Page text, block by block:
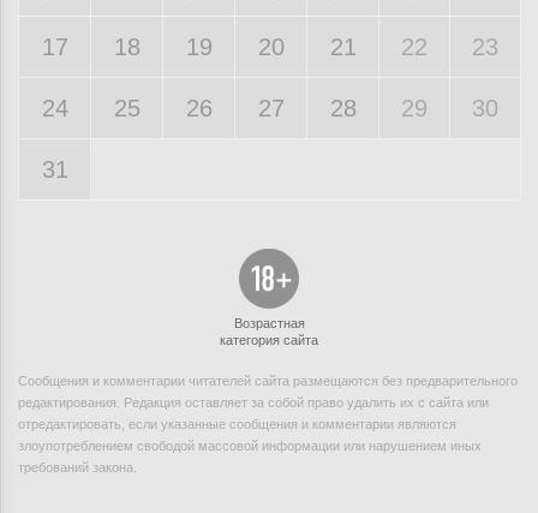
17 18 19 20 21 22 23
24 25 26 27 28 29 30
31
Возрастная
категория сайта
Сообщения и комментарии читателей сайта размещаются без предварительного
редактирования. Редакция оставляет за собой право удалить их с сайта или
отредактировать, если указанные сообщения и комментарии являются
злоупотреблением свободой массовой информации или нарушением иных
требований закона.